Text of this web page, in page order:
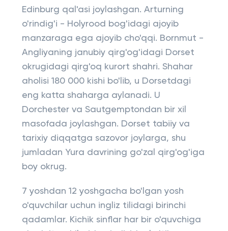
Edinburg qal'asi joylashgan. Arturning
o'rindig'i - Holyrood bog'idagi ajoyib
manzaraga ega ajoyib cho'qqi. Bornmut -
Angliyaning janubiy qirg'og'idagi Dorset
okrugidagi qirg'oq kurort shahri. Shahar
aholisi 180 000 kishi bo'lib, u Dorsetdagi
eng katta shaharga aylanadi. U
Dorchester va Sautgemptondan bir xil
masofada joylashgan. Dorset tabiiy va
tarixiy diqqatga sazovor joylarga, shu
jumladan Yura davrining go'zal qirg'og'iga
boy okrug.
7 yoshdan 12 yoshgacha bo'lgan yosh
o'quvchilar uchun ingliz tilidagi birinchi
qadamlar. Kichik sinflar har bir o'quvchiga